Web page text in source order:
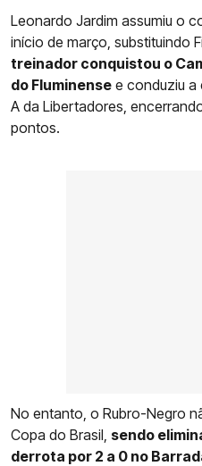
Leonardo Jardim assumiu o
início de março, substituindo
treinador conquistou o
do Fluminense e conduziu a
A da Libertadores,
pontos.
No entanto, o Rubro-Negro
Copa do Brasil, sendo
derrota por 2 a 0 no